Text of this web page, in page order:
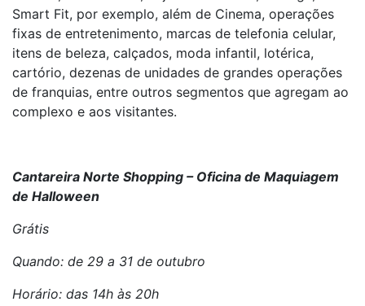
Smart Fit, por exemplo, além de Cinema, operações
fixas de entretenimento, marcas de telefonia celular,
itens de beleza, calçados, moda infantil, lotérica,
cartório, dezenas de unidades de grandes operações
de franquias, entre outros segmentos que agregam ao
complexo e aos visitantes.
Cantareira Norte Shopping – Oficina de Maquiagem
de Halloween
Grátis
Quando: de 29 a 31 de outubro
Horário: das 14h às 20h